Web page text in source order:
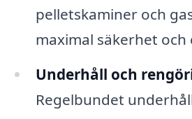
pelletskaminer och
maximal säkerhet
Underhåll och
Regelbundet